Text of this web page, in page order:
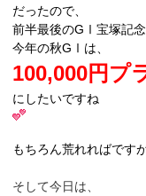
だったので、
前半最後のGⅠ宝塚記念
今年の秋GⅠは、
100,000円プ
にしたいですね
もちろん荒れればです
そして今日は、